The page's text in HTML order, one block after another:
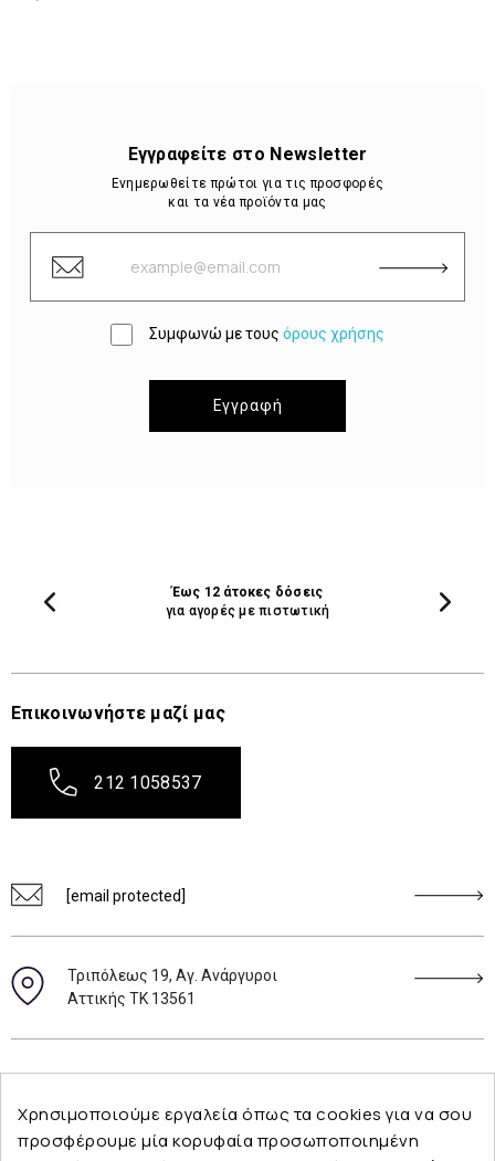
Εγγραφείτε στο Newsletter
Ενημερωθείτε πρώτοι για τις προσφορές
και τα νέα προϊόντα μας
Συμφωνώ με τους όρους χρήσης
Εγγραφή
Έως 12 άτοκες δόσεις
για αγορές με πιστωτική
Επικοινωνήστε μαζί μας
212 1058537
[email protected]
Τριπόλεως 19, Αγ. Ανάργυροι
Αττικής ΤΚ 13561
Χρησιμοποιούμε εργαλεία όπως τα cookies για να σου
προσφέρουμε μία κορυφαία προσωποποιημένη